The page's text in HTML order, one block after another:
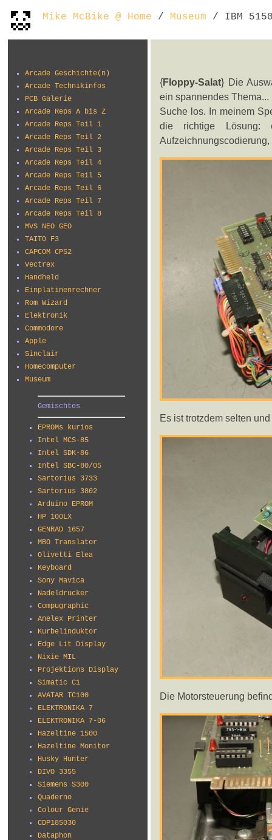
Mike McBike @ Home / Museum / IBM
Arcade Geschichte(n)
Arcade Technikinfos
PCB Galerie
Arcade Reps A bis Z
Arcade Reps Teil 1
Arcade Reps Teil 2
Arcade Reps Teil 3
Arcade Reps Teil 4
Arcade Reps Teil 5
Arcade Reps Teil 6
Arcade Reps Teil 7
Arcade Reps Teil 8
MVS NEO GEO
TAITO F3
CAPCOM CPS2
Vectrex
Handheld
Einplatinenrechner
Rom Wizard
Elektronik
Commodore
Apple
Sinclair
Homecomputer
Museum
Gemischtes
EPROMs kurios
Intel MCS-85
Intel SDK-86
Intel SBC-80/05
Sartorius 3733
Sartorius 3802
Arduino EPROM
HP 100LX
GENRAD 1657
MBO Translator
Olivetti Elea
Keyboard
Sony Mavica
Nadeldrucker
Compugraphic
Anelex Printer
Kurbelinduktor
Edge Lit Display
Nixie MIL
Projektions Display
Simatic C1
AVATAR TC100
ELEKTRONIKA 7
ELEKTRONIKA 7-06
Hazeltine 1500
Hazeltine Monitor
Husky Hunter
DIVO 3355
Siemens S300
Quaderno
Colour Genie
CDP18S030
Dataphon
{Floppy-Salat} Die
ein spannendes
Suche los. In meinem
die richtige
Es ist trotzdem selten
Die Motorsteuerung